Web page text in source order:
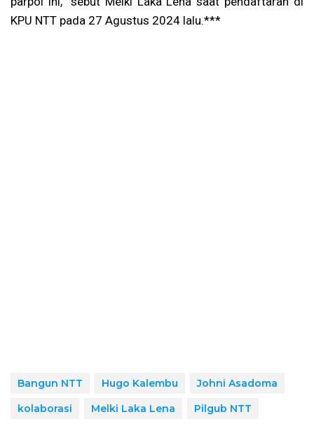
KPU NTT pada 27 Agustus 2024 lalu.***
Bangun NTT Hugo Kalembu
Johni Asadoma
kolaborasi
Melki Laka Lena Pilgub NTT